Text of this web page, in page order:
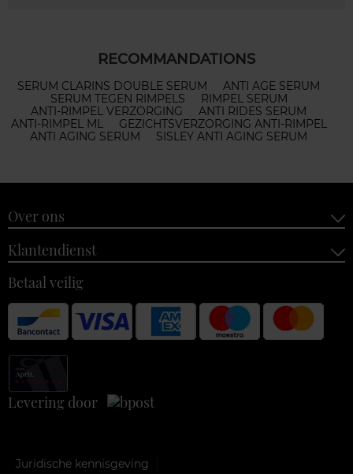
RECOMMANDATIONS
SERUM CLARINS DOUBLE SERUM
ANTI AGE SERUM
SERUM TEGEN RIMPELS
RIMPEL SERUM
ANTI-RIMPEL VERZORGING
ANTI RIDES SERUM
ANTI-RIMPEL ML
GEZICHTSVERZORGING ANTI-RIMPEL
ANTI AGING SERUM
SISLEY ANTI AGING SERUM
Over ons
Klantendienst
Betaal veilig
Levering door
Juridische kennisgeving